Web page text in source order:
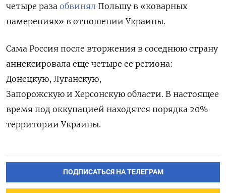
четыре раза обвинял Польшу в «коварных
намерениях» в отношении Украины.
Сама Россия после вторжения в соседнюю страну
аннексировала еще четыре ее региона:
Донецкую, Луганскую,
Запорожскую и Херсонскую области. В настоящее
время под оккупацией находятся порядка 20%
территории Украины.
ПОДПИСАТЬСЯ НА ТЕЛЕГРАМ